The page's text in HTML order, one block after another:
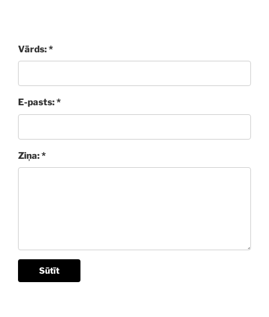
Vārds: *
E-pasts: *
Ziņa: *
Sūtīt